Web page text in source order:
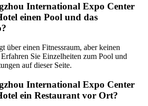
International Expo Center
einen Pool und das
über einen Fitnessraum, aber keinen
Sie Einzelheiten zum Pool und
auf dieser Seite.
International Expo Center
ein Restaurant vor Ort?